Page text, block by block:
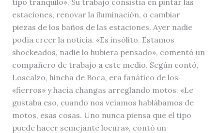
estaciones, renovar la iluminación, o cambiar
piezas de los baños de las estaciones. Ayer nadie
podía creer la noticia. «Es insólito. Estamos
shockeados, nadie lo hubiera pensado», comentó un
compañero de trabajo a este medio. Según contó,
Loscalzo, hincha de Boca, era fanático de los
«fierros» y hacía changas arreglando motos. «Le
gustaba eso, cuando nos veíamos hablábamos de
motos, esas cosas. Uno nunca piensa que el tipo
puede hacer semejante locura», contó un